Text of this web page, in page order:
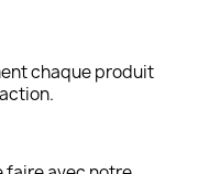
chaque produit